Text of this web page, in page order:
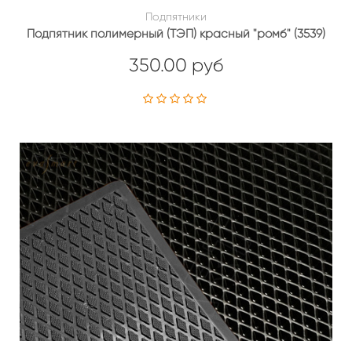
Подпятники
Подпятник полимерный (ТЭП) красный "ромб" (3539)
350.00 руб